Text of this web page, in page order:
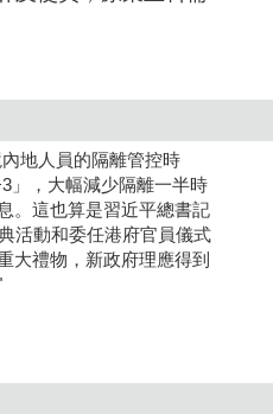
地人員的隔離管控時
」，大幅減少隔離一半時
。這也算是習近平總書記
活動和委任港府官員儀式
大禮物，新政府理應得到